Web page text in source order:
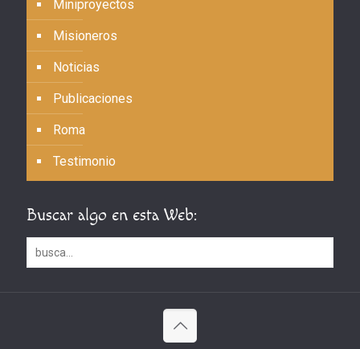
Miniproyectos
Misioneros
Noticias
Publicaciones
Roma
Testimonio
Buscar algo en esta Web: